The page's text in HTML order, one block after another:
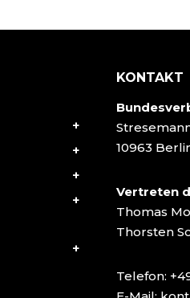
KONTAKT
10963
Vertreten
Thomas
Thorsten
Telefon: